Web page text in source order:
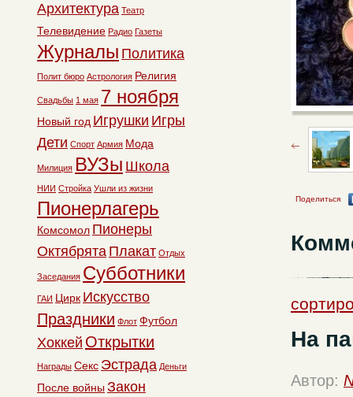
Поделиться
На
Автор:
Архитектура Театр
Телевидение Радио Газеты
Журналы Политика
Полит бюро Астрология Религия
Свадьбы 1 мая 7 ноября
Новый год Игрушки Игры
Дети Спорт Армия Мода
Милиция ВУЗы Школа
НИИ Стройка Ушли из жизни
Пионерлагерь
Комсомол Пионеры
Октябрята Плакат Отдых
Заседания Субботники
ГАИ Цирк Искусство
Праздники Флот Футбол
Хоккей Открытки
Награды Секс Эстрада Деньги
После войны Закон